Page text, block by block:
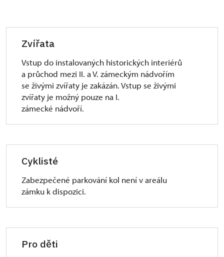
Zvířata
Vstup do instalovaných historických interiérů
a průchod mezi II. a V. zámeckým nádvořím
se živými zvířaty je zakázán. Vstup se živými
zvířaty je možný pouze na I.
zámecké nádvoří.
Cyklisté
Zabezpečené parkování kol není v areálu
zámku k dispozici.
Pro děti